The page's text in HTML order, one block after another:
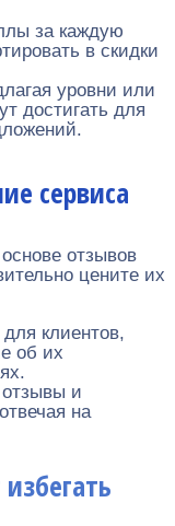
за каждую
в скидки
уровни или
достигать для
сервиса
отзывов
цените их
клиентов,
об их
и
на